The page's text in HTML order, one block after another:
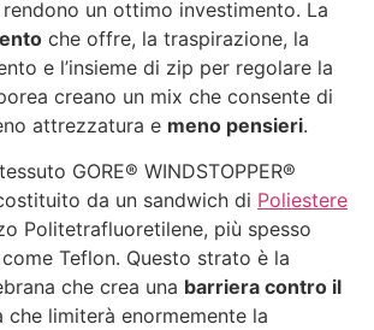
un ottimo investimento. La
che offre, la traspirazione, la
e l’insieme di zip per regolare la
creano un mix che consente di
attrezzatura e meno pensieri.
GORE® WINDSTOPPER®
da un sandwich di Poliestere
Politetrafluoretilene, più spesso
Teflon. Questo strato è la
che crea una barriera contro il
che limiterà enormemente la